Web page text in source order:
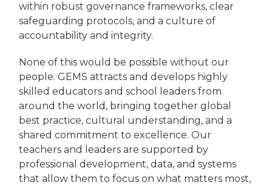
within robust governance frameworks, clear
safeguarding protocols, and a culture of
accountability and integrity.
None of this would be possible without our
people. GEMS attracts and develops highly
skilled educators and school leaders from
around the world, bringing together global
best practice, cultural understanding, and a
shared commitment to excellence. Our
teachers and leaders are supported by
professional development, data, and systems
that allow them to focus on what matters most,